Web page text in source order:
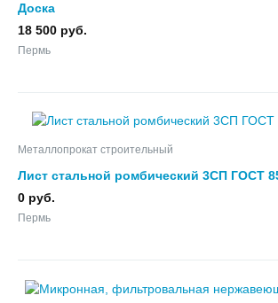
Доска
18 500 руб.
Пермь
Металлопрокат строительный
Лист стальной ромбический 3СП ГОСТ
0 руб.
Пермь